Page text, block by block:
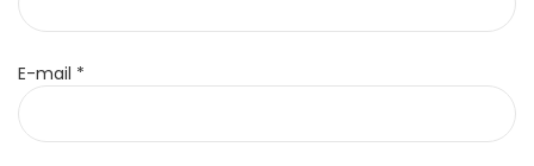
E-mail *